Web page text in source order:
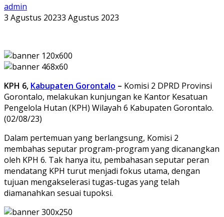
admin
3 Agustus 20233 Agustus 2023
KPH 6, Kabupaten Gorontalo – Komisi 2 DPRD Provinsi
Gorontalo, melakukan kunjungan ke Kantor Kesatuan
Pengelola Hutan (KPH) Wilayah 6 Kabupaten Gorontalo.
(02/08/23)
Dalam pertemuan yang berlangsung, Komisi 2
membahas seputar program-program yang dicanangkan
oleh KPH 6. Tak hanya itu, pembahasan seputar peran
mendatang KPH turut menjadi fokus utama, dengan
tujuan mengakselerasi tugas-tugas yang telah
diamanahkan sesuai tupoksi.